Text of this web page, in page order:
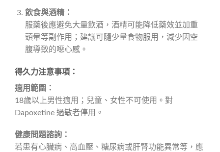
飲食與酒精：
服藥後應避免大量飲酒，酒精可能降低藥效並加重
頭暈等副作用；建議可隨少量食物服用，減少因空
腹導致的噁心感。
得久力注意事項：
適用範圍：
18歲以上男性適用；兒童、女性不可使用。對
Dapoxetine 過敏者停用。
健康問題諮詢：
若患有心臟病、高血壓、糖尿病或肝腎功能異常等，應